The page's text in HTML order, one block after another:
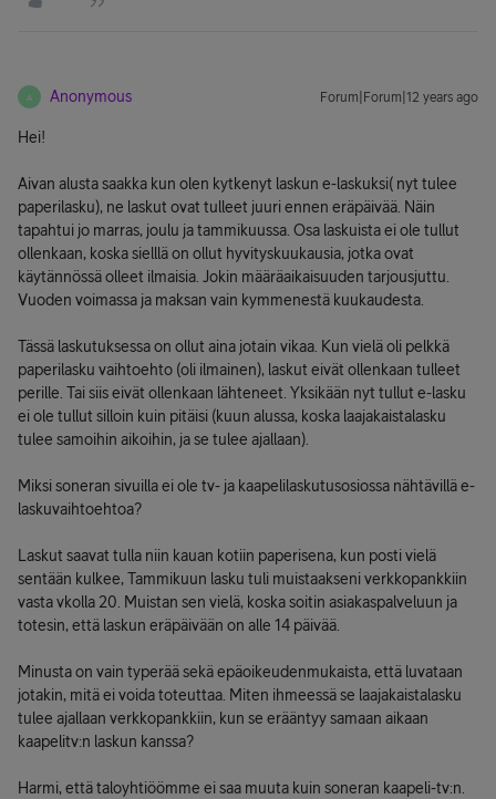
A Anonymous Forum|Forum|12 years ago
Hei!
Aivan alusta saakka kun olen kytkenyt laskun e-laskuksi( nyt tulee
paperilasku), ne laskut ovat tulleet juuri ennen eräpäivää. Näin
tapahtui jo marras, joulu ja tammikuussa. Osa laskuista ei ole tullut
ollenkaan, koska sielllä on ollut hyvityskuukausia, jotka ovat
käytännössä olleet ilmaisia. Jokin määräaikaisuuden tarjousjuttu.
Vuoden voimassa ja maksan vain kymmenestä kuukaudesta.
Tässä laskutuksessa on ollut aina jotain vikaa. Kun vielä oli pelkkä
paperilasku vaihtoehto (oli ilmainen), laskut eivät ollenkaan tulleet
perille. Tai siis eivät ollenkaan lähteneet. Yksikään nyt tullut e-lasku
ei ole tullut silloin kuin pitäisi (kuun alussa, koska laajakaistalasku
tulee samoihin aikoihin, ja se tulee ajallaan).
Miksi soneran sivuilla ei ole tv- ja kaapelilaskutusosiossa nähtävillä e-
laskuvaihtoehtoa?
Laskut saavat tulla niin kauan kotiin paperisena, kun posti vielä
sentään kulkee, Tammikuun lasku tuli muistaakseni verkkopankkiin
vasta vkolla 20. Muistan sen vielä, koska soitin asiakaspalveluun ja
totesin, että laskun eräpäivään on alle 14 päivää.
Minusta on vain typerää sekä epäoikeudenmukaista, että luvataan
jotakin, mitä ei voida toteuttaa. Miten ihmeessä se laajakaistalasku
tulee ajallaan verkkopankkiin, kun se erääntyy samaan aikaan
kaapelitv:n laskun kanssa?
Harmi, että taloyhtiöömme ei saa muuta kuin soneran kaapeli-tv:n.